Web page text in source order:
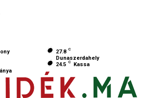
27.8 C
Dunaszerdahely
24.5 C Kassa